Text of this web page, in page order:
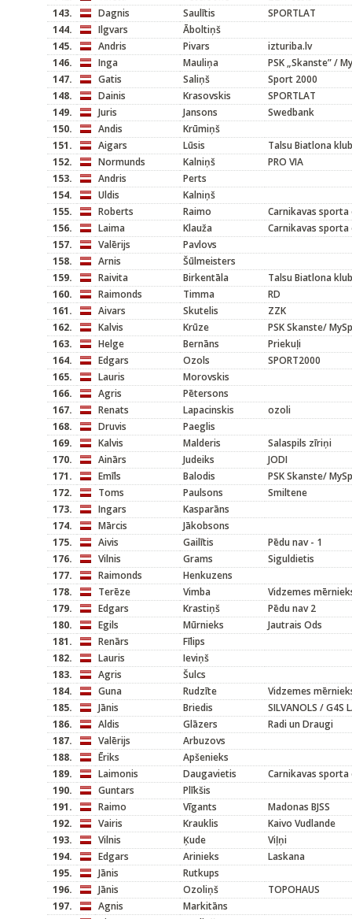
143.
Dagnis Saulītis
SPORTLAT
144.
Ilgvars
Āboltiņš
145.
Andris Pivars
izturiba.lv
146.
Inga Mauliņa
PSK „Skanste” /
147.
Gatis Saliņš
Sport 2000
148.
Dainis Krasovskis
SPORTLAT
149.
Juris Jansons
Swedbank
150.
Andis
Krūmiņš
151.
Aigars Lūsis
Talsu Biatlona
152.
Normunds Kalniņš
PRO VIA
153.
Andris
Perts
154.
Uldis
Kalniņš
155.
Roberts Raimo
Carnikavas sporta
156.
Laima Klauža
Carnikavas sporta
157.
Valērijs
Pavlovs
158.
Arnis
Šūlmeisters
159.
Raivita Birkentāla
Talsu Biatlona
160.
Raimonds Timma
RD
161.
Aivars Skutelis
ZZK
162.
Kalvis Krūze
PSK Skanste/
163.
Helge Bernāns
Priekuļi
164.
Edgars Ozols
SPORT2000
165.
Lauris
Morovskis
166.
Agris
Pētersons
167.
Renats Lapacinskis
ozoli
168.
Druvis
Paeglis
169.
Kalvis Malderis
Salaspils zīriņi
170.
Ainārs Judeiks
JODI
171.
Emīls Balodis
PSK Skanste/
172.
Toms Paulsons
Smiltene
173.
Ingars
Kasparāns
174.
Mārcis
Jākobsons
175.
Aivis Gailītis
Pēdu nav - 1
176.
Vilnis Grams
Siguldietis
177.
Raimonds
Henkuzens
178.
Terēze Vimba
Vidzemes
179.
Edgars Krastiņš
Pēdu nav 2
180.
Egils Mūrnieks
Jautrais Ods
181.
Renārs
Fīlips
182.
Lauris
Ieviņš
183.
Agris
Šulcs
184.
Guna Rudzīte
Vidzemes
185.
Jānis Briedis
SILVANOLS / G4S
186.
Aldis Glāzers
Radi un Draugi
187.
Valērijs
Arbuzovs
188.
Ēriks
Apšenieks
189.
Laimonis Daugavietis
Carnikavas sporta
190.
Guntars
Plīkšis
191.
Raimo Vīgants
Madonas BJSS
192.
Vairis Krauklis
Kaivo Vudlande
193.
Vilnis Ķude
Viļņi
194.
Edgars Arinieks
Laskana
195.
Jānis
Rutkups
196.
Jānis Ozoliņš
TOPOHAUS
197.
Agnis
Markitāns